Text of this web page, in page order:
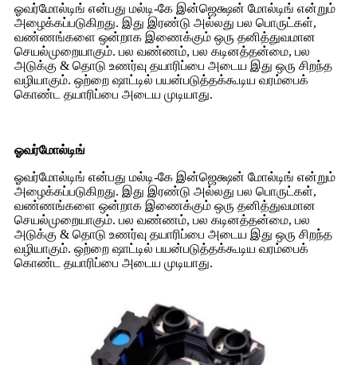
ஓவர்மோல்டிங் என்பது மல்டி-கே இன்ஜெக்ஷன் மோல்டிங் என்றும்
அழைக்கப்படுகிறது. இது இரண்டு அல்லது பல பொருட்கள்,
வண்ணங்களை ஒன்றாக இணைக்கும் ஒரு தனித்துவமான
செயல்முறையாகும். பல வண்ணம், பல கடினத்தன்மை, பல
அடுக்கு & தொடு உணர்வு தயாரிப்பை அடைய இது ஒரு சிறந்த
வழியாகும். ஒற்றை ஷாட்டில் பயன்படுத்தக்கூடிய வரம்பைக்
கொண்ட தயாரிப்பை அடைய முடியாது.
ஓவர்மோல்டிங்
ஓவர்மோல்டிங் என்பது மல்டி-கே இன்ஜெக்ஷன் மோல்டிங் என்றும்
அழைக்கப்படுகிறது. இது இரண்டு அல்லது பல பொருட்கள்,
வண்ணங்களை ஒன்றாக இணைக்கும் ஒரு தனித்துவமான
செயல்முறையாகும். பல வண்ணம், பல கடினத்தன்மை, பல
அடுக்கு & தொடு உணர்வு தயாரிப்பை அடைய இது ஒரு சிறந்த
வழியாகும். ஒற்றை ஷாட்டில் பயன்படுத்தக்கூடிய வரம்பைக்
கொண்ட தயாரிப்பை அடைய முடியாது.